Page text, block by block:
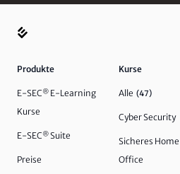
Produkte
E-SEC® E-Learning
Kurse
E-SEC®Suite
Preise
Kurse
Alle (47)
Cyber Security
Sicheres Home
Office